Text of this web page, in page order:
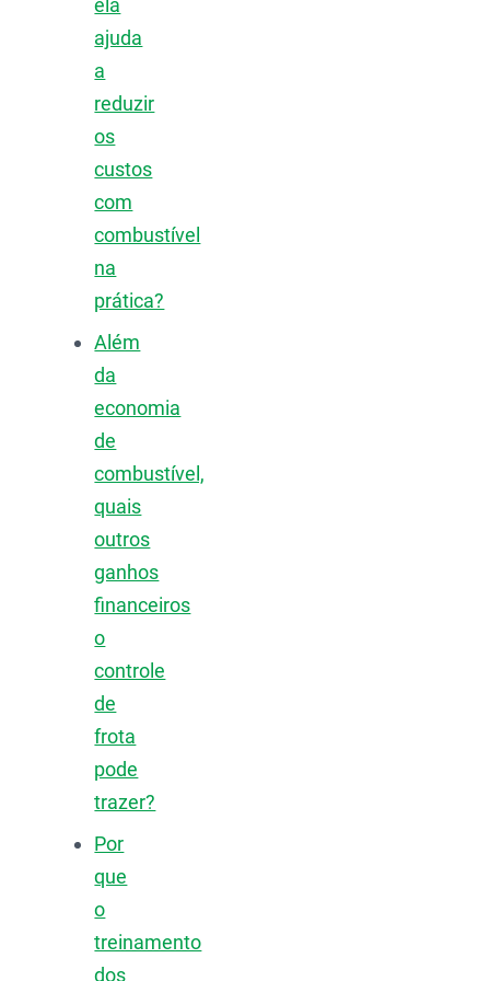
ela
ajuda
a
reduzir
os
custos
com
combustível
na
prática?
Além
da
economia
de
combustível,
quais
outros
ganhos
financeiros
o
controle
de
frota
pode
trazer?
Por
que
o
treinamento
dos